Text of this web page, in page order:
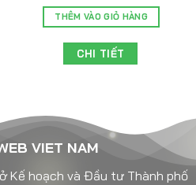
THÊM VÀO GIỎ HÀNG
CHI TIẾT
VIET NAM
Kế hoạch và Đầu tư Thành phố